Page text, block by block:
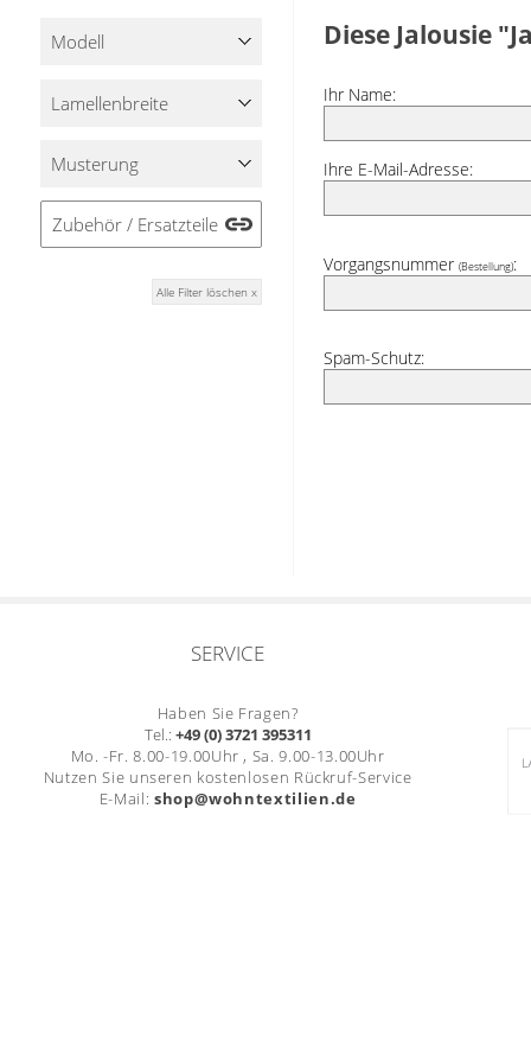
Modell
Lamellenbreite
Musterung
Zubehör / Ersatzteile
Alle Filter löschen x
Diese Jalousie
Ihr Name:
Ihre E-Mail-Adresse:
Vorgangsnummer(Bestellung):
Spam-Schutz:
SERVICE
Haben Sie Fragen?
Tel.: +49 (0) 3721 395311
Mo. -Fr. 8.00-19.00Uhr , Sa. 9.00-13.00Uhr
Nutzen Sie unseren kostenlosen Rückruf-Service
E-Mail: shop@wohntextilien.de